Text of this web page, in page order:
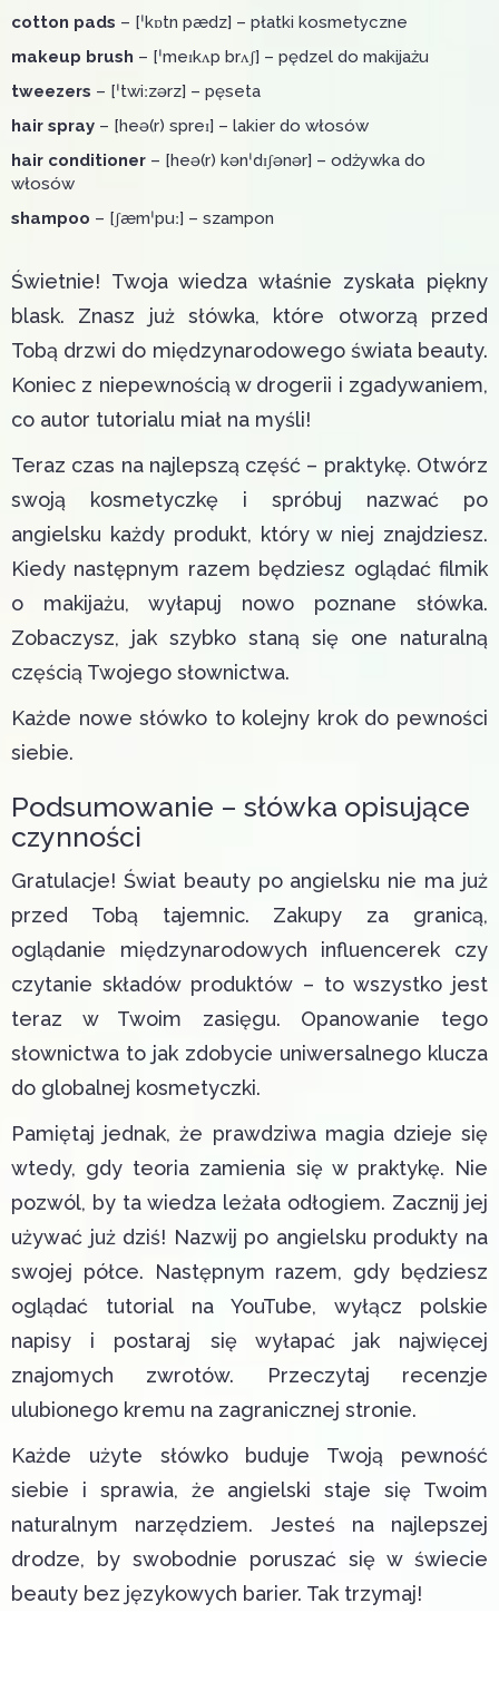
cotton pads – [ˈkɒtn pædz] – płatki kosmetyczne
makeup brush – [ˈmeɪkʌp brʌʃ] – pędzel do makijażu
tweezers – [ˈtwiːzərz] – pęseta
hair spray – [heə(r) spreɪ] – lakier do włosów
hair conditioner – [heə(r) kənˈdɪʃənər] – odżywka do
włosów
shampoo – [ʃæmˈpuː] – szampon
Świetnie! Twoja wiedza właśnie zyskała piękny
blask. Znasz już słówka, które otworzą przed
Tobą drzwi do międzynarodowego świata beauty.
Koniec z niepewnością w drogerii i zgadywaniem,
co autor tutorialu miał na myśli!
Teraz czas na najlepszą część – praktykę. Otwórz
swoją kosmetyczkę i spróbuj nazwać po
angielsku każdy produkt, który w niej znajdziesz.
Kiedy następnym razem będziesz oglądać filmik
o makijażu, wyłapuj nowo poznane słówka.
Zobaczysz, jak szybko staną się one naturalną
częścią Twojego słownictwa.
Każde nowe słówko to kolejny krok do pewności
siebie.
Podsumowanie – słówka opisujące
czynności
Gratulacje! Świat beauty po angielsku nie ma już
przed Tobą tajemnic. Zakupy za granicą,
oglądanie międzynarodowych influencerek czy
czytanie składów produktów – to wszystko jest
teraz w Twoim zasięgu. Opanowanie tego
słownictwa to jak zdobycie uniwersalnego klucza
do globalnej kosmetyczki.
Pamiętaj jednak, że prawdziwa magia dzieje się
wtedy, gdy teoria zamienia się w praktykę. Nie
pozwól, by ta wiedza leżała odłogiem. Zacznij jej
używać już dziś! Nazwij po angielsku produkty na
swojej półce. Następnym razem, gdy będziesz
oglądać tutorial na YouTube, wyłącz polskie
napisy i postaraj się wyłapać jak najwięcej
znajomych zwrotów. Przeczytaj recenzje
ulubionego kremu na zagranicznej stronie.
Każde użyte słówko buduje Twoją pewność
siebie i sprawia, że angielski staje się Twoim
naturalnym narzędziem. Jesteś na najlepszej
drodze, by swobodnie poruszać się w świecie
beauty bez językowych barier. Tak trzymaj!